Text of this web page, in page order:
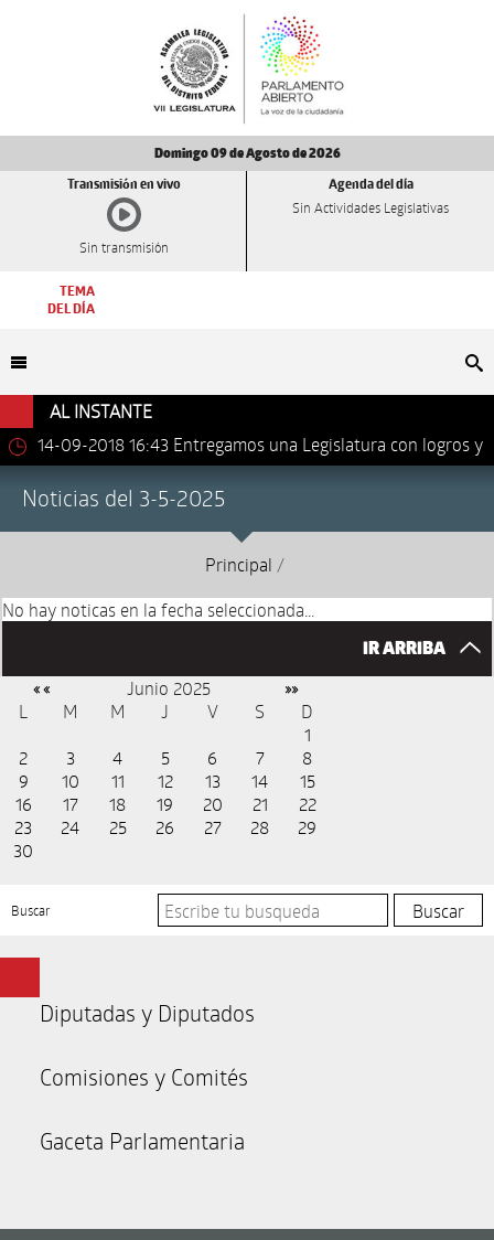
Domingo 09 de Agosto de 2026
Transmisión en vivo
Sin transmisión
Agenda del día
Sin Actividades Legislativas
TEMA
DEL DÍA
AL INSTANTE
14-09-2018 16:43 Entregamos una Legislatura con logros y
Noticias del 3-5-2025
Principal /
No hay noticas en la fecha seleccionada...
IR ARRIBA
« « Junio 2025 »»
L M M J V S
D
1
2
3 4 5 6 7
8
9
10 11 12 13 14
15
16
17 18 19 20 21
22
23
24 25 26 27 28
29
30
Buscar
Diputadas y Diputados
Comisiones y Comités
Gaceta Parlamentaria